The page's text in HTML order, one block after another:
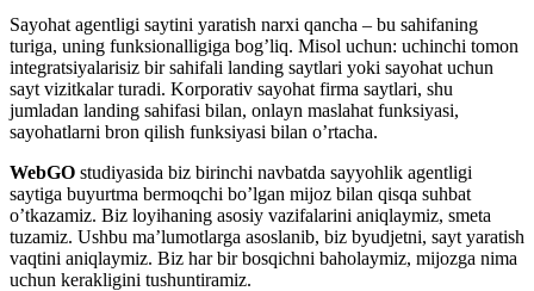
Sayohat agentligi saytini yaratish narxi qancha – bu sahifaning
turiga, uning funksionalligiga bog’liq. Misol uchun: uchinchi tomon
integratsiyalarisiz bir sahifali landing saytlari yoki sayohat uchun
sayt vizitkalar turadi. Korporativ sayohat firma saytlari, shu
jumladan landing sahifasi bilan, onlayn maslahat funksiyasi,
sayohatlarni bron qilish funksiyasi bilan o’rtacha.
WebGO studiyasida biz birinchi navbatda sayyohlik agentligi
saytiga buyurtma bermoqchi bo’lgan mijoz bilan qisqa suhbat
o’tkazamiz. Biz loyihaning asosiy vazifalarini aniqlaymiz, smeta
tuzamiz. Ushbu ma’lumotlarga asoslanib, biz byudjetni, sayt yaratish
vaqtini aniqlaymiz. Biz har bir bosqichni baholaymiz, mijozga nima
uchun kerakligini tushuntiramiz.